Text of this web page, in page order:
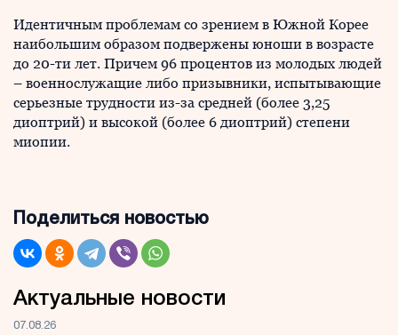
Идентичным проблемам со зрением в Южной Корее
наибольшим образом подвержены юноши в возрасте
до 20-ти лет. Причем 96 процентов из молодых людей
– военнослужащие либо призывники, испытывающие
серьезные трудности из-за средней (более 3,25
диоптрий) и высокой (более 6 диоптрий) степени
миопии.
Поделиться новостью
Актуальные новости
07.08.26